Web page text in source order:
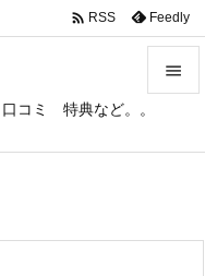
コミ 特典など。。

 RSS Feedly